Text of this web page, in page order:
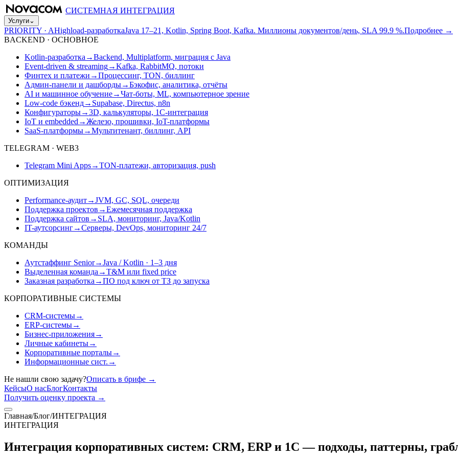
СИСТЕМНАЯ ИНТЕГРАЦИЯ
Услуги⌄
PRIORITY · AHighload-разработкаJava 17–21, Kotlin, Spring Boot, Kafka. Миллионы документов/день, SLA 99.9 %.Подробнее →
BACKEND · ОСНОВНОЕ
Kotlin-разработка →Backend, Multiplatform, миграция с Java
Event-driven & streaming→Kafka, RabbitMQ, потоки
Финтех и платежи →Процессинг, TON, биллинг
Админ-панели и дашборды→Бэкофис, аналитика, отчёты
AI и машинное обучение→Чат-боты, ML, компьютерное зрение
Low-code бэкенд→ Supabase, Directus, n8n
Конфигураторы→3D, калькуляторы, 1С-интеграция
IoT и embedded →Железо, прошивки, IoT-платформы
SaaS-платформы→Мультитенант, биллинг, API
TELEGRAM · WEB3
Telegram Mini Apps→TON-платежи, авторизация, push
ОПТИМИЗАЦИЯ
Performance-аудит→JVM, GC, SQL, очереди
Поддержка проектов →Ежемесячная поддержка
Поддержка сайтов → SLA, мониторинг, Java/Kotlin
IT-аутсорсинг→Серверы, DevOps, мониторинг 24/7
КОМАНДЫ
Аутстаффинг Senior→Java / Kotlin · 1–3 дня
Выделенная команда →T&M или fixed price
Заказная разработка →ПО под ключ от ТЗ до запуска
КОРПОРАТИВНЫЕ СИСТЕМЫ
CRM-системы→
ERP-системы→
Бизнес-приложения→
Личные кабинеты→
Корпоративные порталы→
Информационные сист. →
Не нашли свою задачу?Описать в брифе →
КейсыО насБлогКонтакты
Получить оценку проекта →
Главная/Блог/ИНТЕГРАЦИЯ
ИНТЕГРАЦИЯ
Интеграция корпоративных систем: CRM, ERP и 1С — подходы, паттерны,